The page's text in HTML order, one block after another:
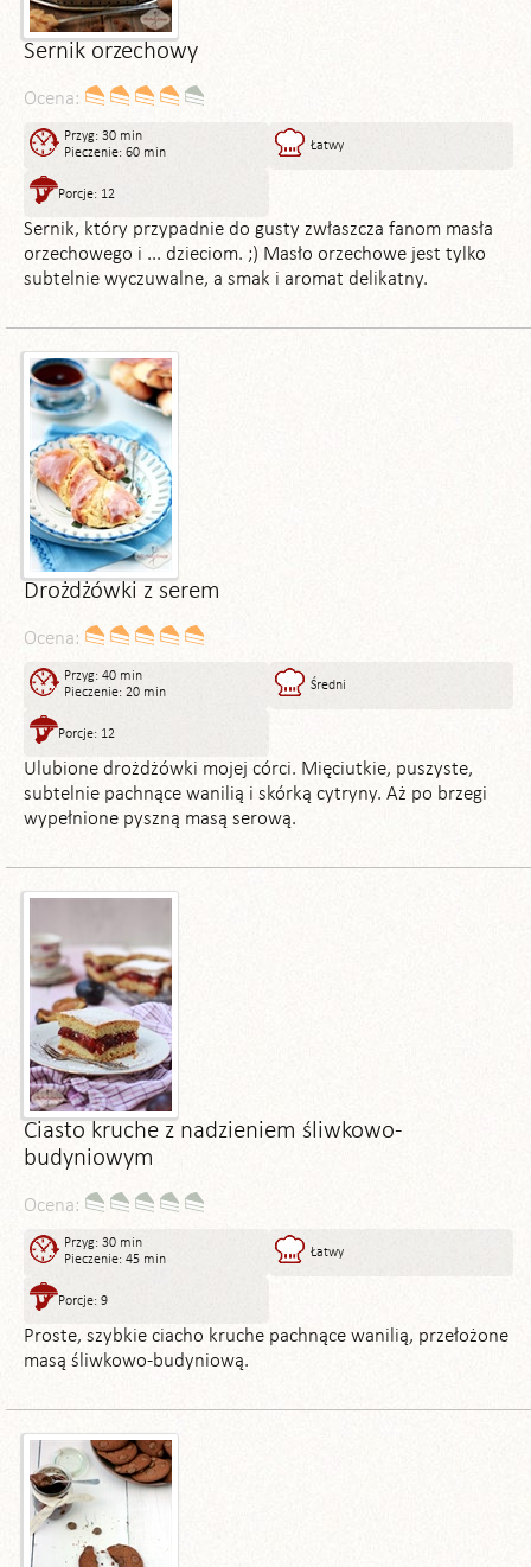
Sernik orzechowy
Ocena:
Przyg: 30 min
Pieczenie: 60 min
Łatwy
Porcje: 12
Sernik, który przypadnie do gusty zwłaszcza fanom masła
orzechowego i ... dzieciom. ;) Masło orzechowe jest tylko
subtelnie wyczuwalne, a smak i aromat delikatny.
Drożdżówki z serem
Ocena:
Przyg: 40 min
Pieczenie: 20 min
Średni
Porcje: 12
Ulubione drożdżówki mojej córci. Mięciutkie, puszyste,
subtelnie pachnące wanilią i skórką cytryny. Aż po brzegi
wypełnione pyszną masą serową.
Ciasto kruche z nadzieniem śliwkowo-
budyniowym
Ocena:
Przyg: 30 min
Pieczenie: 45 min
Łatwy
Porcje: 9
Proste, szybkie ciacho kruche pachnące wanilią, przełożone
masą śliwkowo-budyniową.